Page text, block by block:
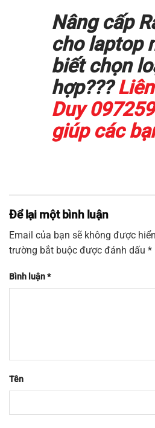
Nâng cấp
cho laptop
biết chọn
hợp???
Duy
giúp các
Để lại một bình luận
Email của bạn sẽ không được
trường bắt buộc được đánh dấu *
Bình luận*
Tên